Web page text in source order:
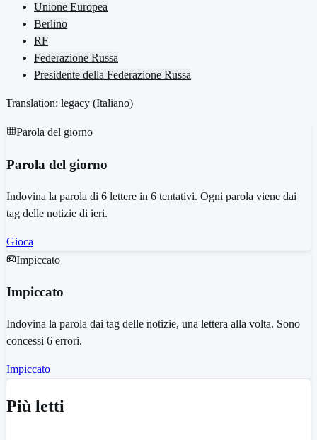
Unione Europea
Berlino
RF
Federazione Russa
Presidente della Federazione Russa
Translation: legacy (Italiano)
Parola del giorno
Parola del giorno
Indovina la parola di 6 lettere in 6 tentativi. Ogni parola viene dai
tag delle notizie di ieri.
Gioca
Impiccato
Impiccato
Indovina la parola dai tag delle notizie, una lettera alla volta. Sono
concessi 6 errori.
Impiccato
Più letti